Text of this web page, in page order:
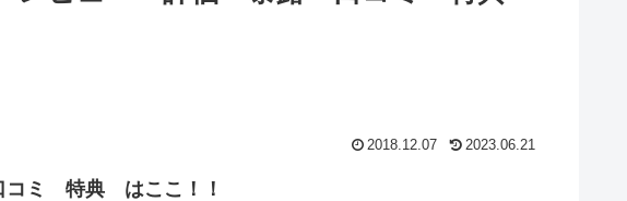
2018.12.07 2023.06.21
コミ 特典 はここ！！